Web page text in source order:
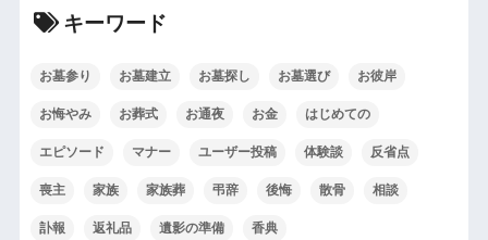
キーワード
お墓参り お墓建立 お墓探し お墓選び お彼岸
お悔やみ お葬式 お通夜 お金 はじめての
エピソード マナー ユーザー投稿 体験談 反省点
喪主 家族 家族葬 弔辞 後悔 散骨 相談
訃報 返礼品 遺影の準備 香典